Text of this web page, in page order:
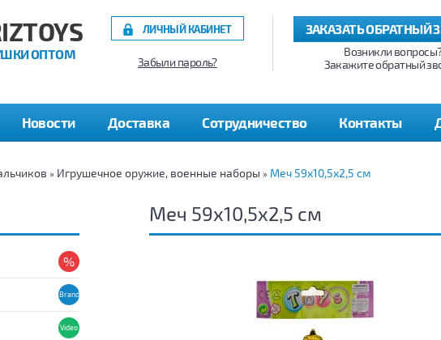
ОПТОМ
ЗАКАЗАТЬ ОБРАТНЫЙ
Возникли
Закажите обратный
ЛИЧНЫЙ КАБИНЕТ
Забыли пароль?
Новости Доставка Сотрудничество Контакты
» Игрушечное оружие, военные наборы » Меч 59х10,5х2,5 см
Меч 59х10,5х2,5 см